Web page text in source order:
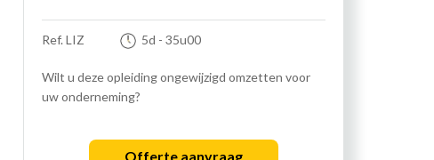
Ref. LIZ 5d - 35u00
Wilt u deze opleiding ongewijzigd omzetten voor
uw onderneming?
Offerte aanvraag